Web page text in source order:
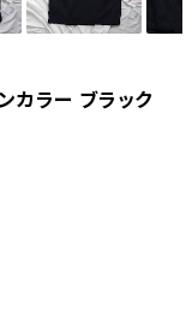
カラー ブラック